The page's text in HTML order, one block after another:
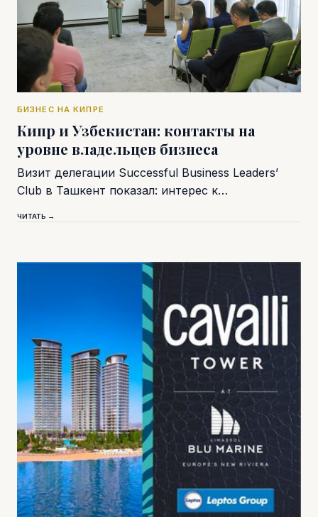
БИЗНЕС НА КИПРЕ
Кипр и Узбекистан: контакты на
уровне владельцев бизнеса
Визит делегации Successful Business Leaders’
Club в Ташкент показал: интерес к…
ЧИТАТЬ →